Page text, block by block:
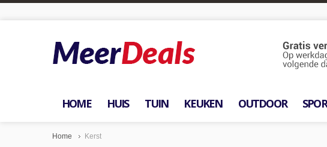
HOME HUIS TUIN KEUKEN OUTDOOR
Home Kerst